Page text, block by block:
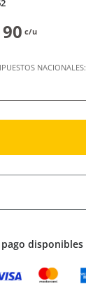
c/u
NACIONALES:
disponibles